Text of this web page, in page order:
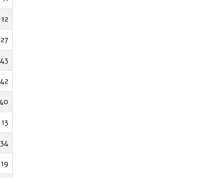
12
27
43
42
13
34
19